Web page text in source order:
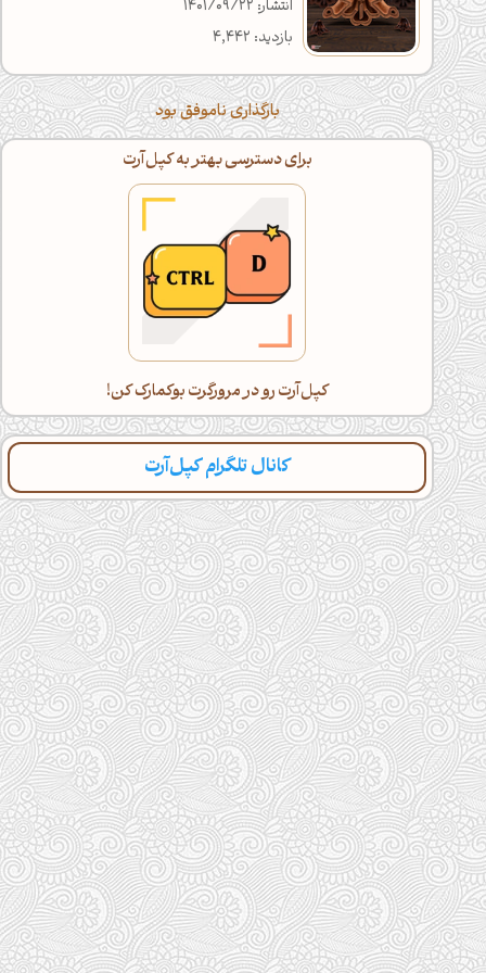
انتشار: 1401/09/22
بازدید: 4,442
بارگذاری ناموفق بود
برای دسترسی بهتر به کپل‌آرت
کپل‌آرت رو در مرورگرت بوکمارک کن!
کانال تلگرام کپل‌آرت